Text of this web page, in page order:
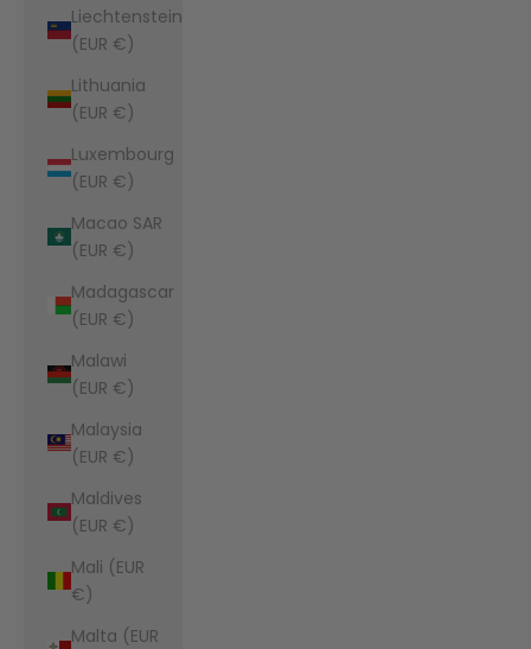
Liechtenstein
(EUR €)
Lithuania
(EUR €)
Luxembourg
(EUR €)
Macao SAR
(EUR €)
Madagascar
(EUR €)
Malawi
(EUR €)
Malaysia
(EUR €)
Maldives
(EUR €)
Mali (EUR
€)
Malta (EUR